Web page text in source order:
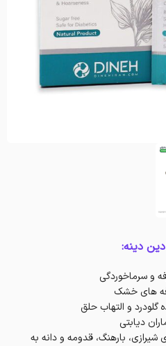
دینه:
و سرماخوردگی
های خشک
گلودرد و التهاب حلق
دیابتی
بارهنگ، قدومه و دانه به